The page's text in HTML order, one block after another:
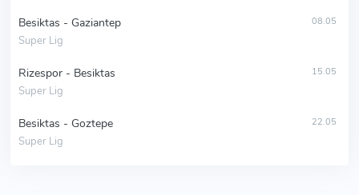
Besiktas - Gaziantep
Super Lig
08.05
Rizespor - Besiktas
Super Lig
15.05
Besiktas - Goztepe
Super Lig
22.05